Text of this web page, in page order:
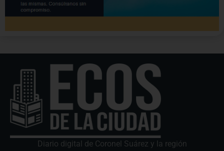
Diario digital de Coronel Suárez y la región